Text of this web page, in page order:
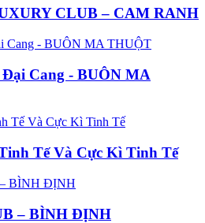
CLUB – CAM RANH
Cang - BUÔN MA
Tinh Tế Và Cực Kì Tinh Tế
– BÌNH ĐỊNH